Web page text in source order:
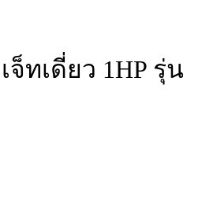
จ็ทเดี่ยว 1HP รุ่น